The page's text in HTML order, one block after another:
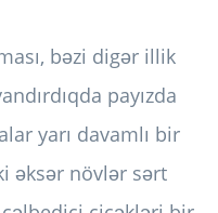
bəzi digər illik
payızda
yarı davamlı bir
əksər növlər sərt